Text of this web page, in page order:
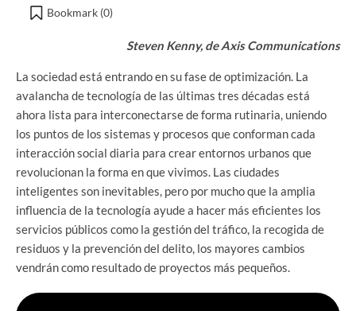
Bookmark (0)
Steven Kenny, de Axis Communications
La sociedad está entrando en su fase de optimización. La
avalancha de tecnología de las últimas tres décadas está
ahora lista para interconectarse de forma rutinaria, uniendo
los puntos de los sistemas y procesos que conforman cada
interacción social diaria para crear entornos urbanos que
revolucionan la forma en que vivimos. Las ciudades
inteligentes son inevitables, pero por mucho que la amplia
influencia de la tecnología ayude a hacer más eficientes los
servicios públicos como la gestión del tráfico, la recogida de
residuos y la prevención del delito, los mayores cambios
vendrán como resultado de proyectos más pequeños.